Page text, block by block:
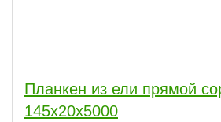
Планкен из ели прямой
145x20x5000